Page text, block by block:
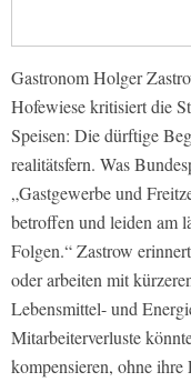
Gastronom Holger
Hofewiese kritisiert die
Speisen: Die dürftige
realitätsfern. Was
„Gastgewerbe und
betroffen und leiden am
Folgen.“ Zastrow
oder arbeiten mit
Lebensmittel- und
Mitarbeiterverluste
kompensieren, ohne ihre